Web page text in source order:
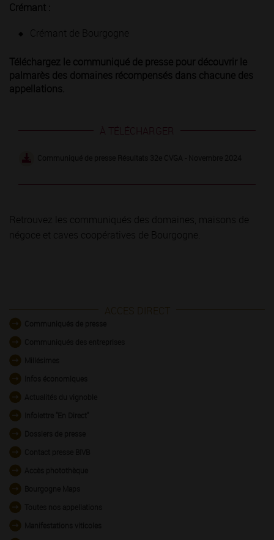
Retrouvez les communiqués des domaines, maisons de
négoce et caves coopératives de Bourgogne.
ACCES DIRECT
Crémant :
Crémant de Bourgogne
Téléchargez le communiqué de presse pour découvrir le
palmarès des domaines récompensés dans chacune des
appellations.
À TÉLÉCHARGER